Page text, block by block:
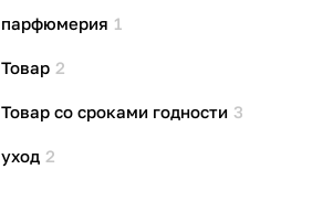
парфюмерия 1
Товар 2
Товар со сроками годности 3
уход 2